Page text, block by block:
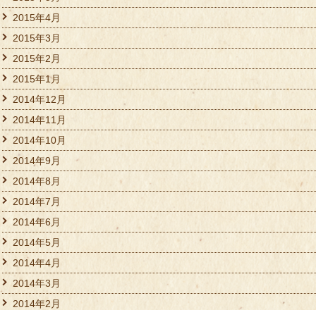
2015年4月
2015年3月
2015年2月
2015年1月
2014年12月
2014年11月
2014年10月
2014年9月
2014年8月
2014年7月
2014年6月
2014年5月
2014年4月
2014年3月
2014年2月